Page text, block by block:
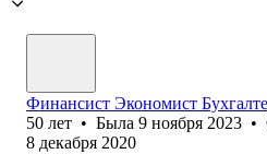
Финансист Экономист
50 лет • Была 9 ноября 2023 •
8 декабря 2020